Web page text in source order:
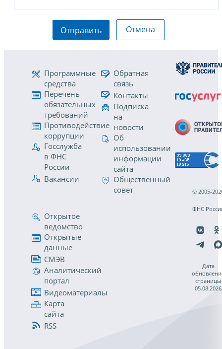
Отправить Отмена
Программные
средства
Перечень
обязательных
требований
Противодействие
коррупции
Госслужба
в ФНС
России
Вакансии
Обратная
связь
Контакты
Подписка
на
новости
Об
использовании
информации
сайта
Общественный
совет
Открытое
ведомство
Открытые
данные
СМЭВ
Аналитический
портал
Видеоматериалы
Карта
сайта
RSS
© 2005-
ФНС
Дата
страницы
05.08.2026